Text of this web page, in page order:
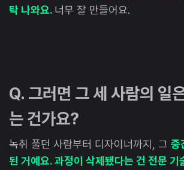
탁 나와요. 너무 잘 만들어요.
Q. 그러면 그 세 사람의 일
는 건가요?
녹취 풀던 사람부터 디자이너까지, 그 중
된 거예요. 과정이 삭제됐다는 건 전문 기